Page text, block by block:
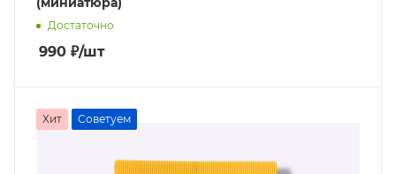
Достаточно
990 ₽/шт
Хит Советуем